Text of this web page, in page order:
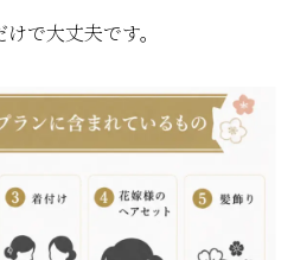
で大丈夫です。